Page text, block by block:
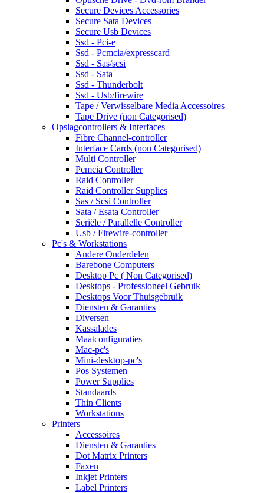
Secure Devices Accessories
Secure Sata Devices
Secure Usb Devices
Ssd - Pci-e
Ssd - Pcmcia/expresscard
Ssd - Sas/scsi
Ssd - Sata
Ssd - Thunderbolt
Ssd - Usb/firewire
Tape / Verwisselbare Media Accessoires
Tape Drive (non Categorised)
Opslagcontrollers & Interfaces
Fibre Channel-controller
Interface Cards (non Categorised)
Multi Controller
Pcmcia Controller
Raid Controller
Raid Controller Supplies
Sas / Scsi Controller
Sata / Esata Controller
Seriële / Parallelle Controller
Usb / Firewire-controller
Pc's & Workstations
Andere Onderdelen
Barebone Computers
Desktop Pc ( Non Categorised)
Desktops - Professioneel Gebruik
Desktops Voor Thuisgebruik
Diensten & Garanties
Diversen
Kassalades
Maatconfiguraties
Mac-pc's
Mini-desktop-pc's
Pos Systemen
Power Supplies
Standaards
Thin Clients
Workstations
Printers
Accessoires
Diensten & Garanties
Dot Matrix Printers
Faxen
Inkjet Printers
Label Printers